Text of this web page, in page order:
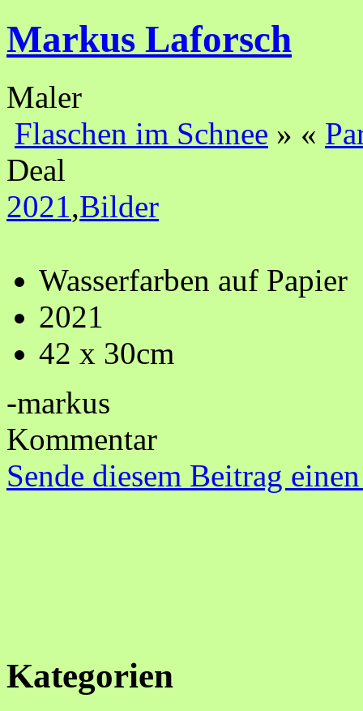
Markus Laforsch
Maler
Flaschen im Schnee » «
Deal
2021,Bilder
Wasserfarben auf Papier
2021
42 x 30cm
-markus
Kommentar
Sende diesem Beitrag
Kategorien